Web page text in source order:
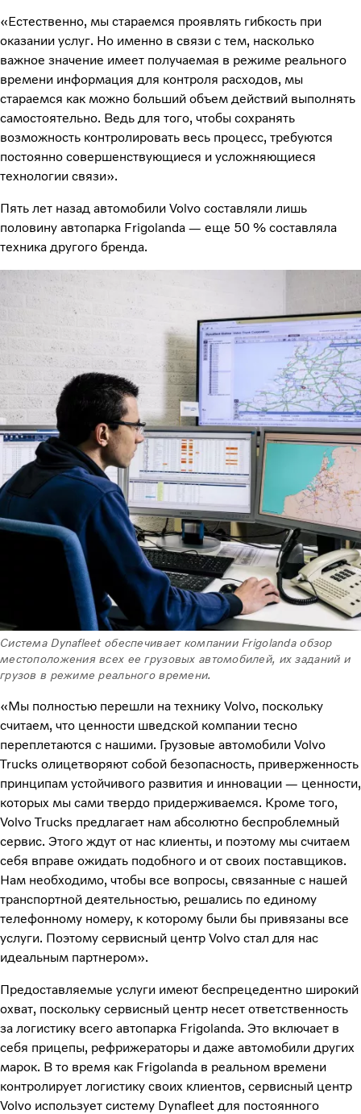
«Естественно, мы стараемся проявлять гибкость при
оказании услуг. Но именно в связи с тем, насколько
важное значение имеет получаемая в режиме реального
времени информация для контроля расходов, мы
стараемся как можно больший объем действий выполнять
самостоятельно. Ведь для того, чтобы сохранять
возможность контролировать весь процесс, требуются
постоянно совершенствующиеся и усложняющиеся
технологии связи».
Пять лет назад автомобили Volvo составляли лишь
половину автопарка Frigolanda — еще 50 % составляла
техника другого бренда.
Система Dynafleet обеспечивает компании Frigolanda обзор
местоположения всех ее грузовых автомобилей, их заданий и
грузов в режиме реального времени.
«Мы полностью перешли на технику Volvo, поскольку
считаем, что ценности шведской компании тесно
переплетаются с нашими. Грузовые автомобили Volvo
Trucks олицетворяют собой безопасность, приверженность
принципам устойчивого развития и инновации — ценности,
которых мы сами твердо придерживаемся. Кроме того,
Volvo Trucks предлагает нам абсолютно беспроблемный
сервис. Этого ждут от нас клиенты, и поэтому мы считаем
себя вправе ожидать подобного и от своих поставщиков.
Нам необходимо, чтобы все вопросы, связанные с нашей
транспортной деятельностью, решались по единому
телефонному номеру, к которому были бы привязаны все
услуги. Поэтому сервисный центр Volvo стал для нас
идеальным партнером».
Предоставляемые услуги имеют беспрецедентно широкий
охват, поскольку сервисный центр несет ответственность
за логистику всего автопарка Frigolanda. Это включает в
себя прицепы, рефрижераторы и даже автомобили других
марок. В то время как Frigolanda в реальном времени
контролирует логистику своих клиентов, сервисный центр
Volvo использует систему Dynafleet для постоянного